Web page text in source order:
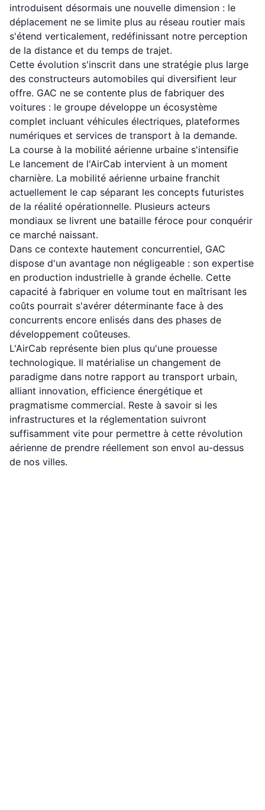
introduisent désormais une nouvelle dimension : le
déplacement ne se limite plus au réseau routier mais
s'étend verticalement, redéfinissant notre perception
de la distance et du temps de trajet.
Cette évolution s'inscrit dans une stratégie plus large
des constructeurs automobiles qui diversifient leur
offre. GAC ne se contente plus de fabriquer des
voitures : le groupe développe un écosystème
complet incluant véhicules électriques, plateformes
numériques et services de transport à la demande.
La course à la mobilité aérienne urbaine s'intensifie
Le lancement de l'AirCab intervient à un moment
charnière. La mobilité aérienne urbaine franchit
actuellement le cap séparant les concepts futuristes
de la réalité opérationnelle. Plusieurs acteurs
mondiaux se livrent une bataille féroce pour conquérir
ce marché naissant.
Dans ce contexte hautement concurrentiel, GAC
dispose d'un avantage non négligeable : son expertise
en production industrielle à grande échelle. Cette
capacité à fabriquer en volume tout en maîtrisant les
coûts pourrait s'avérer déterminante face à des
concurrents encore enlisés dans des phases de
développement coûteuses.
L'AirCab représente bien plus qu'une prouesse
technologique. Il matérialise un changement de
paradigme dans notre rapport au transport urbain,
alliant innovation, efficience énergétique et
pragmatisme commercial. Reste à savoir si les
infrastructures et la réglementation suivront
suffisamment vite pour permettre à cette révolution
aérienne de prendre réellement son envol au-dessus
de nos villes.